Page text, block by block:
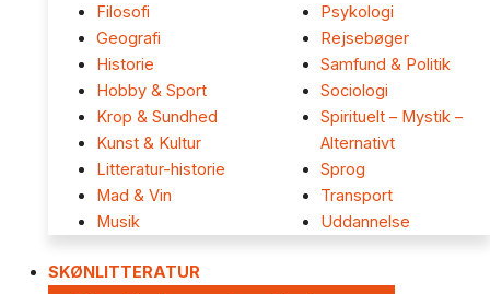
Filosofi
Geografi
Historie
Hobby & Sport
Krop & Sundhed
Kunst & Kultur
Litteratur-historie
Mad & Vin
Musik
Psykologi
Rejsebøger
Samfund & Politik
Sociologi
Spirituelt – Mystik –
Alternativt
Sprog
Transport
Uddannelse
SKØNLITTERATUR